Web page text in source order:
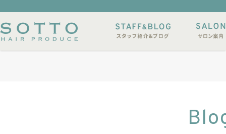
ルサンプル 店休日